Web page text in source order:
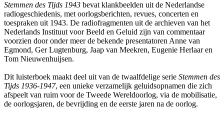
Stemmen des Tijds 1943 bevat klankbeelden uit de Nederlandse
radiogeschiedenis, met oorlogsberichten, revues, concerten en
toespraken uit 1943. De radiofragmenten uit de archieven van het
Nederlands Instituut voor Beeld en Geluid zijn van commentaar
voorzien door onder meer de bekende presentatoren Anne van
Egmond, Ger Lugtenburg, Jaap van Meekren, Eugenie Herlaar en
Tom Nieuwenhuijsen.
Dit luisterboek maakt deel uit van de twaalfdelige serie Stemmen des
Tijds 1936-1947, een unieke verzamelijk geluidsopnamen die zich
afspeelt van ruim voor de Tweede Wereldoorlog, via de mobilisatie,
de oorlogsjaren, de bevrijding en de eerste jaren na de oorlog.